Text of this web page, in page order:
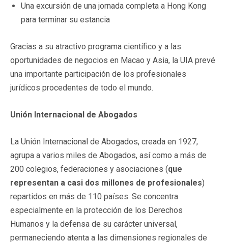
Una excursión de una jornada completa a Hong Kong
para terminar su estancia
Gracias a su atractivo programa científico y a las
oportunidades de negocios en Macao y Asia, la UIA prevé
una importante participación de los profesionales
jurídicos procedentes de todo el mundo.
Unión Internacional de Abogados
La Unión Internacional de Abogados, creada en 1927,
agrupa a varios miles de Abogados, así como a más de
200 colegios, federaciones y asociaciones (que
representan a casi dos millones de profesionales)
repartidos en más de 110 países. Se concentra
especialmente en la protección de los Derechos
Humanos y la defensa de su carácter universal,
permaneciendo atenta a las dimensiones regionales de